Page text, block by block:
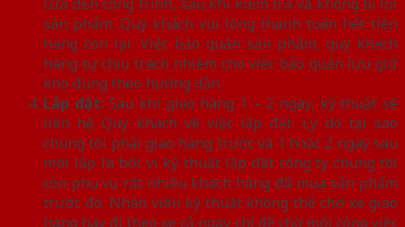
sản phẩm. Quý khách vui lòng thanh toán hết tiền
hàng còn lại. Việc bảo quản sản phẩm, quý khách
hàng tự chịu trách nhiệm cho việc bảo quản lưu giữ
kho đúng theo hướng dẫn.
Lắp đặt:Sau khi giao hàng 1 – 2 ngày, kỹ thuật sẽ
liên hệ Quý khách về việc lắp đặt. Lý do tại sao
chúng tôi phải giao hàng trước và 1 hoặc 2 ngày sau
mới lắp là bởi vì kỹ thuật lắp đặt công ty chúng tôi
còn phụ vụ rất nhiều khách hàng đã mua sản phẩm
trước đó. Nhân viên kỹ thuật không thể chờ xe giao
hàng hay đi theo xe cả ngày chỉ để chờ mổi công việc